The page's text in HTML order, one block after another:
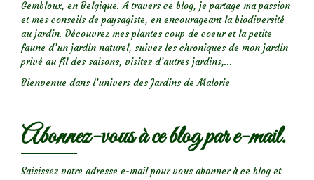
Gembloux, en Belgique. A travers ce blog, je partage ma passion
et mes conseils de paysagiste, en encourageant la biodiversité
au jardin. Découvrez mes plantes coup de coeur et la petite
faune d’un jardin naturel, suivez les chroniques de mon jardin
privé au fil des saisons, visitez d’autres jardins,...
Bienvenue dans l’univers des Jardins de Malorie
Abonnez-vous à ce blog par e-mail.
Saisissez votre adresse e-mail pour vous abonner à ce blog et